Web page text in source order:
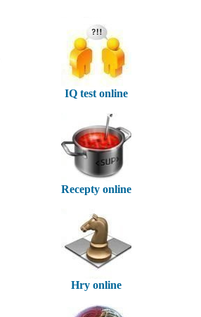
IQ test online
Recepty online
Hry online